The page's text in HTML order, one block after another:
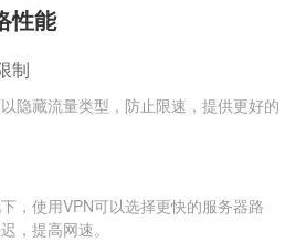
性能
制
隐藏流量类型，防止限速，提供更好的
，使用VPN可以选择更快的服务器路
，提高网速。